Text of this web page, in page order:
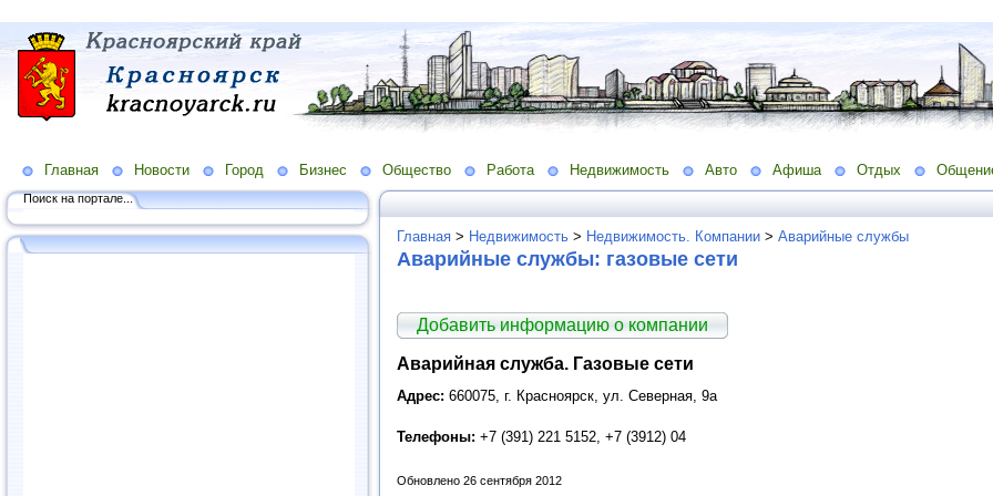
Главная Новости Город Бизнес Общество Работа Недвижимость Авто Афиша Отдых
Поиск на портале...
Главная > Недвижимость > Недвижимость. Компании > Аварийные службы
Аварийные службы: газовые сети
Добавить информацию о компании
Аварийная служба. Газовые сети
Адрес: 660075, г. Красноярск, ул. Северная, 9а
Телефоны: +7 (391) 221 5152, +7 (3912) 04
Обновлено 26 сентября 2012